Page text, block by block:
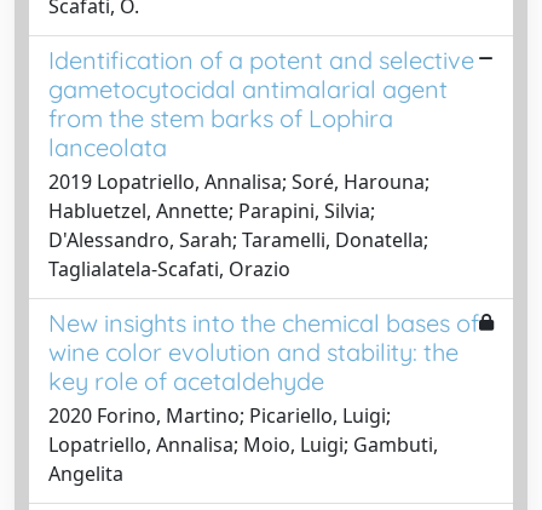
Scafati, O.
Identification of a potent and selective
gametocytocidal antimalarial agent
from the stem barks of Lophira
lanceolata
2019 Lopatriello, Annalisa; Soré, Harouna;
Habluetzel, Annette; Parapini, Silvia;
D'Alessandro, Sarah; Taramelli, Donatella;
Taglialatela-Scafati, Orazio
New insights into the chemical bases of
wine color evolution and stability: the
key role of acetaldehyde
2020 Forino, Martino; Picariello, Luigi;
Lopatriello, Annalisa; Moio, Luigi; Gambuti,
Angelita